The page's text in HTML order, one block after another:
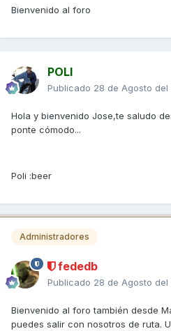
Bienvenido al foro
POLI
Publicado 28 de Agosto del
Hola y bienvenido Jose,te saludo
ponte cómodo...
Poli :beer
Administradores
fededb
Publicado 28 de Agosto del
Bienvenido al foro también desde
puedes salir con nosotros de ruta.